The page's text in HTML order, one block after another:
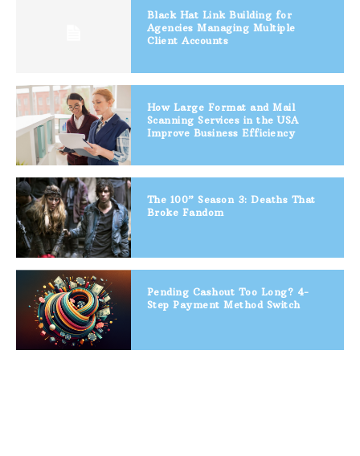
Black Hat Link Building for
Agencies Managing Multiple
Client Accounts
How Large Format and Mail
Scanning Services in the USA
Improve Business Efficiency
The 100” Season 3: Deaths That
Broke Fandom
Pending Cashout Too Long? 4-
Step Payment Method Switch